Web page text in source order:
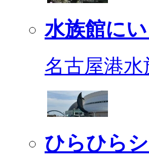
水族館にい
名古屋港
ひらひら